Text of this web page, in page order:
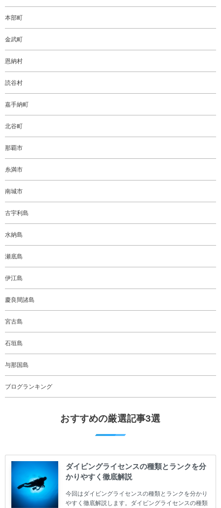
本部町
金武町
恩納村
読谷村
嘉手納町
北谷町
那覇市
糸満市
南城市
古宇利島
水納島
瀬底島
伊江島
慶良間諸島
宮古島
石垣島
与那国島
ブログランキング
おすすめの厳選記事3選
ダイビングライセンスの種類とランクを分
かりやすく徹底解説
今回はダイビングライセンスの種類とランクを分かり
やすく徹底解説します。ダイビングライセンスの種類